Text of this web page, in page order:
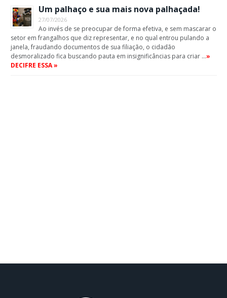
Um palhaço e sua mais nova palhaçada!
27/07/2026
Ao invés de se preocupar de forma efetiva, e sem mascarar o
setor em frangalhos que diz representar, e no qual entrou pulando a
janela, fraudando documentos de sua filiação, o cidadão
desmoralizado fica buscando pauta em insignificâncias para criar …»
DECIFRE ESSA »